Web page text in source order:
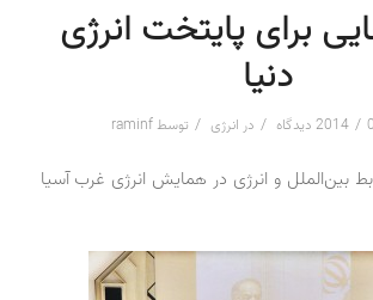
برای پایتخت انرژی
دنیا
/ 0 دیدگاه / در انرژی / توسط raminf
بین‌الملل و انرژی در همایش انرژی غرب آسیا